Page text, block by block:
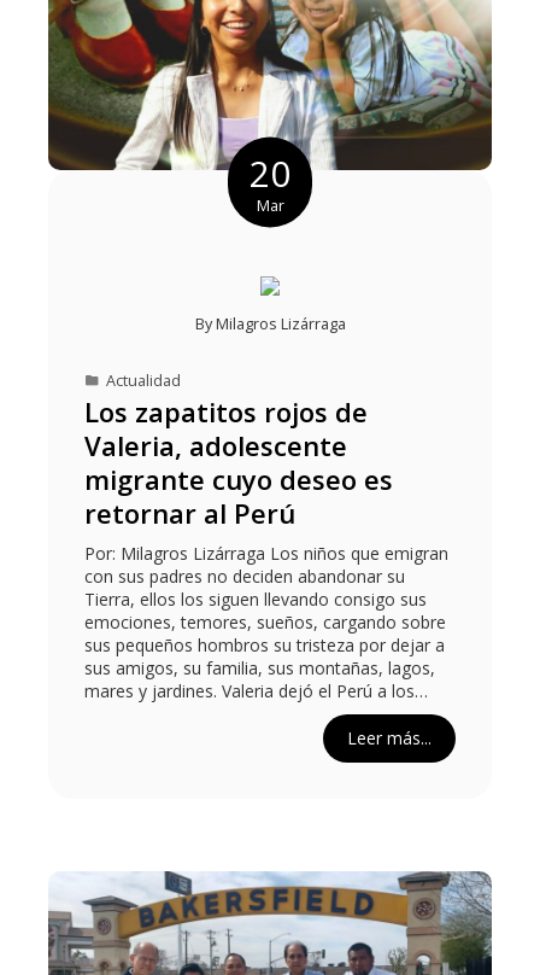
20
Mar
ByMilagros Lizárraga
Actualidad
Los zapatitos rojos de
Valeria, adolescente
migrante cuyo deseo es
retornar al Perú
Por: Milagros Lizárraga Los niños que emigran
con sus padres no deciden abandonar su
Tierra, ellos los siguen llevando consigo sus
emociones, temores, sueños, cargando sobre
sus pequeños hombros su tristeza por dejar a
sus amigos, su familia, sus montañas, lagos,
mares y jardines. Valeria dejó el Perú a los…
Leer más...